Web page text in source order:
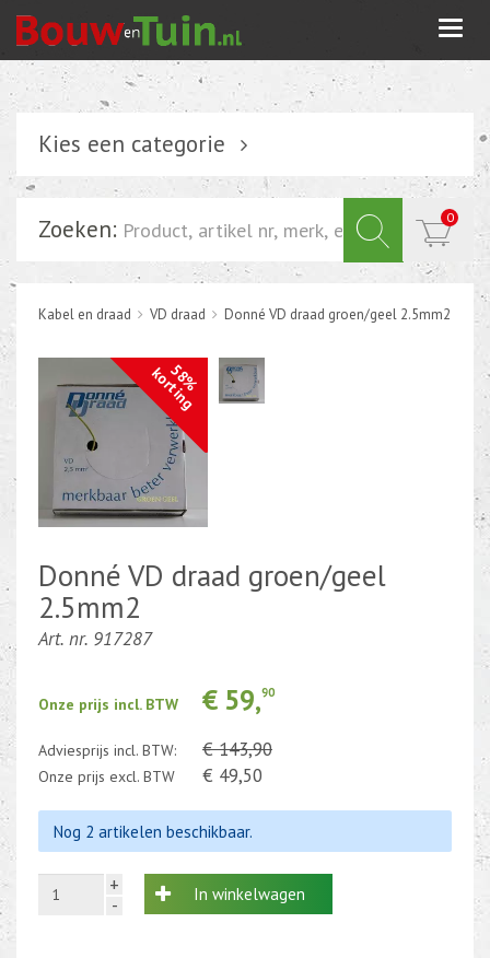
Kies een categorie
Verlichting
Bevestigingsmateriaal
Tuin elektriciteit
Tuinverlichting
Grondspots met geïntrigeerde LED of energie zuinige
Kabel en draad
CEE-stekker-contra 380-230V
Beweging-Tijd-Rook Sensors
Zoeken: 0
Kabel en draad VD draad Donné VD draad groen/geel 2.5mm2
58%
korting
Donné VD draad groen/geel
2.5mm2
Art. nr. 917287
Onze prijs incl. BTW € 59,90
Adviesprijs incl. BTW: € 143,90
Onze prijs excl. BTW € 49,50
Nog 2 artikelen beschikbaar.
+
-
In winkelwagen